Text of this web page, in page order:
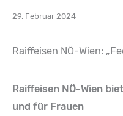
29. Februar 2024
Raiffeisen NÖ-Wien:
Raiffeisen NÖ-Wien
und für Frauen